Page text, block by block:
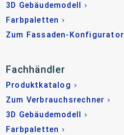
3D Gebäudemodell
Farbpaletten
Zum Fassaden-Konfigurator
Fachhändler
Produktkatalog
Zum Verbrauchsrechner
3D Gebäudemodell
Farbpaletten